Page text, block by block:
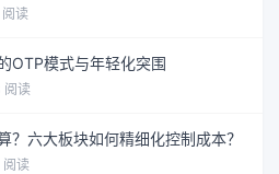
读
OTP模式与年轻化突围
阅读
？六大板块如何精细化控制成本？
读